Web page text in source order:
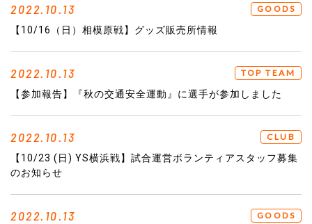
2022.10.13 GOODS
【10/16（日）相模原戦】グッズ販売所情報
2022.10.13 TOP TEAM
【参加報告】『秋の交通安全運動』に選手が参加しました
2022.10.13 CLUB
【10/23 (日) YS横浜戦】試合運営ボランティアスタッフ募集
のお知らせ
2022.10.13 GOODS